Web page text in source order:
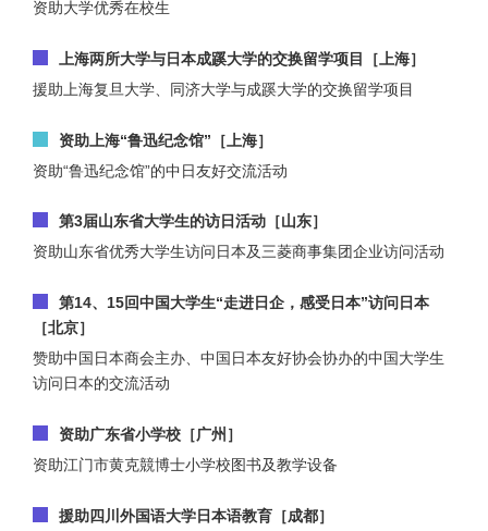
资助大学优秀在校生
上海两所大学与日本成蹊大学的交换留学项目［上海］
援助上海复旦大学、同济大学与成蹊大学的交换留学项目
资助上海“鲁迅纪念馆”［上海］
资助“鲁迅纪念馆”的中日友好交流活动
第3届山东省大学生的访日活动［山东］
资助山东省优秀大学生访问日本及三菱商事集团企业访问活动
第14、15回中国大学生“走进日企，感受日本”访问日本
［北京］
赞助中国日本商会主办、中国日本友好协会协办的中国大学生
访问日本的交流活动
资助广东省小学校［广州］
资助江门市黄克競博士小学校图书及教学设备
援助四川外国语大学日本语教育［成都］